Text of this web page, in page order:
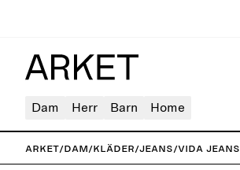
Dam Herr Barn Home
ARKET/Dam/Kläder/Jeans/Vida jeans